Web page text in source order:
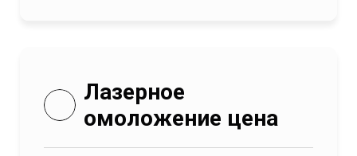
Лазерное
омоложение цена